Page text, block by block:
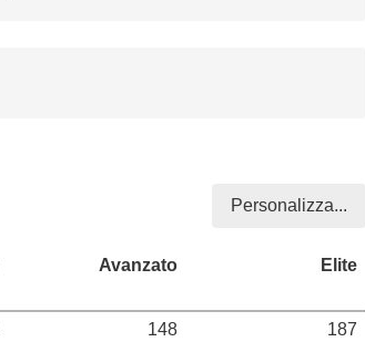
Personalizza...
148
187